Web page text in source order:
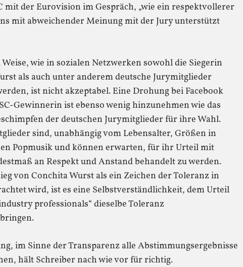
mit der Eurovision im Gespräch, „wie ein respektvollerer
mit abweichender Meinung mit der Jury unterstützt
wie in sozialen Netzwerken sowohl die Siegerin
als auch unter anderem deutsche Jurymitglieder
ist nicht akzeptabel. Eine Drohung bei Facebook
Gewinnerin ist ebenso wenig hinzunehmen wie das
der deutschen Jurymitglieder für ihre Wahl.
sind, unabhängig vom Lebensalter, Größen in
Popmusik und können erwarten, für ihr Urteil mit
an Respekt und Anstand behandelt zu werden.
von Conchita Wurst als ein Zeichen der Toleranz in
wird, ist es eine Selbstverständlichkeit, dem Urteil
professionals“ dieselbe Toleranz
im Sinne der Transparenz alle Abstimmungsergebnisse
hält Schreiber nach wie vor für richtig.